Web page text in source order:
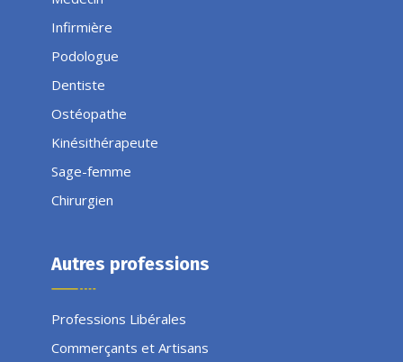
Infirmière
Podologue
Dentiste
Ostéopathe
Kinésithérapeute
Sage-femme
Chirurgien
Autres professions
Professions Libérales
Commerçants et Artisans